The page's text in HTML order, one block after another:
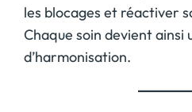
les blocages et réactiver
Chaque soin devient ainsi
d’harmonisation.